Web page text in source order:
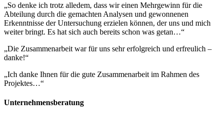
„So denke ich trotz alledem, dass wir einen Mehrgewinn für die
Abteilung durch die gemachten Analysen und gewonnenen
Erkenntnisse der Untersuchung erzielen können, der uns und mich
weiter bringt. Es hat sich auch bereits schon was getan…“
„Die Zusammenarbeit war für uns sehr erfolgreich und erfreulich –
danke!“
„Ich danke Ihnen für die gute Zusammenarbeit im Rahmen des
Projektes…“
Unternehmensberatung